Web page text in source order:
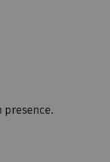
presence.